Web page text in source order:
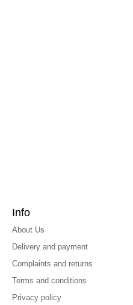
Info
About Us
Delivery and payment
Complaints and returns
Terms and conditions
Privacy policy